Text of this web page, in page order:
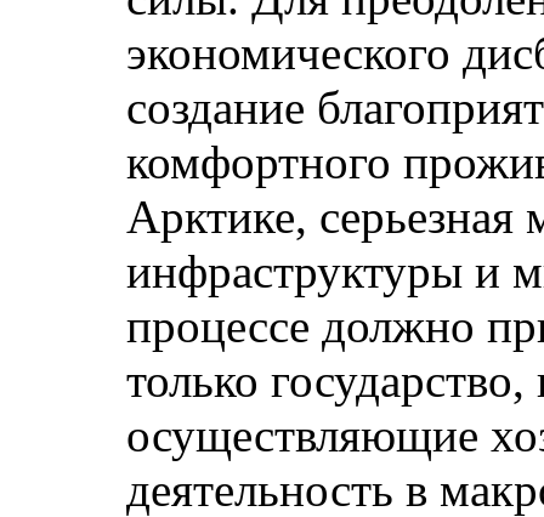
экономического
создание
комфортного
Арктике, серьезная
инфраструктуры и
процессе должно
только
осуществляющие
деятельность в